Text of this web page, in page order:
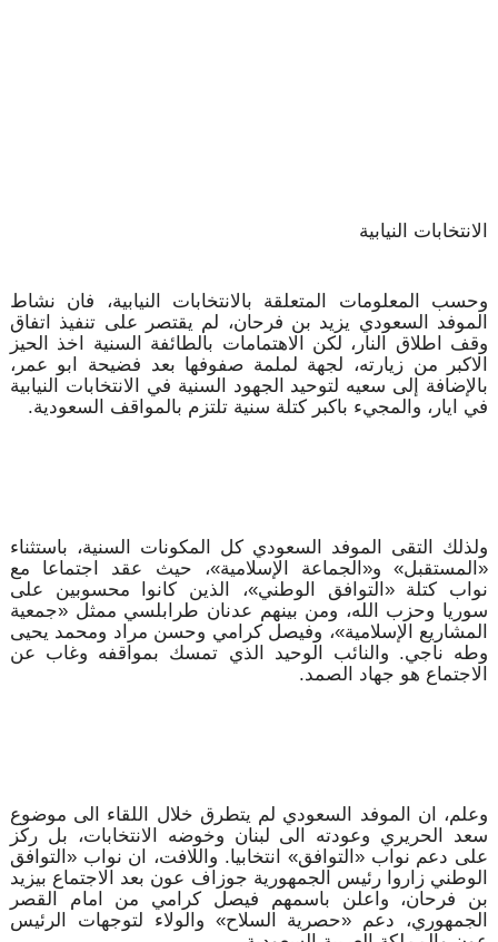
الانتخابات النيابية
وحسب المعلومات المتعلقة بالانتخابات النيابية، فان نشاط
الموفد السعودي يزيد بن فرحان، لم يقتصر على تنفيذ اتفاق
وقف اطلاق النار، لكن الاهتمامات بالطائفة السنية اخذ الحيز
الاكبر من زيارته، لجهة لملمة صفوفها بعد فضيحة ابو عمر،
بالإضافة إلى سعيه لتوحيد الجهود السنية في الانتخابات النيابية
في ايار، والمجيء باكبر كتلة سنية تلتزم بالمواقف السعودية.
ولذلك التقى الموفد السعودي كل المكونات السنية، باستثناء
«المستقبل» و«الجماعة الإسلامية»، حيث عقد اجتماعا مع
نواب كتلة «التوافق الوطني»، الذين كانوا محسوبين على
سوريا وحزب الله، ومن بينهم عدنان طرابلسي ممثل «جمعية
المشاريع الإسلامية»، وفيصل كرامي وحسن مراد ومحمد يحيى
وطه ناجي. والنائب الوحيد الذي تمسك بمواقفه وغاب عن
الاجتماع هو جهاد الصمد.
وعلم، ان الموفد السعودي لم يتطرق خلال اللقاء الى موضوع
سعد الحريري وعودته الى لبنان وخوضه الانتخابات، بل ركز
على دعم نواب «التوافق» انتخابيا. واللافت، ان نواب «التوافق
الوطني زاروا رئيس الجمهورية جوزاف عون بعد الاجتماع بيزيد
بن فرحان، واعلن باسمهم فيصل كرامي من امام القصر
الجمهوري، دعم «حصرية السلاح» والولاء لتوجهات الرئيس